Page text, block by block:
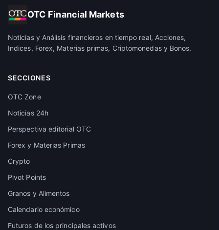
OTC Financial Markets
Noticias y Análisis financieros en tiempo real, Acciones,
Indices, Forex, Materias primas, Criptomonedas y Bonos.
SECCIONES
OTC Zone
Noticias 24h
Perspectiva editorial OTC
Forex y Materias Primas
Crypto
Pivot Points
Granos y Alimentos
Calendario económico
Futuros de los principales activos